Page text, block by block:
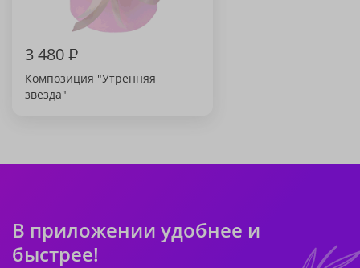
3 480₽
Композиция "Утренняя
звезда"
В приложении удобнее и
быстрее!